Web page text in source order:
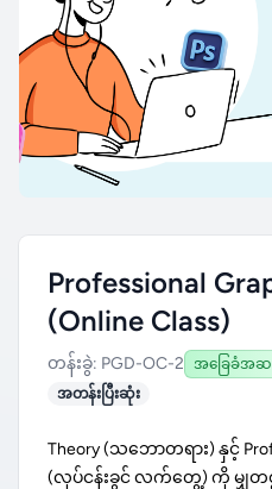
Professional
(Online Class)
တန်းခွဲ: PGD-OC-2
အခြေခံအဆ
အတန်းပြီးဆုံး
Theory (သဘောတရား) နှင့်
(လုပ်ငန်းခွင် လက်တွေ့) ကို မျှတ